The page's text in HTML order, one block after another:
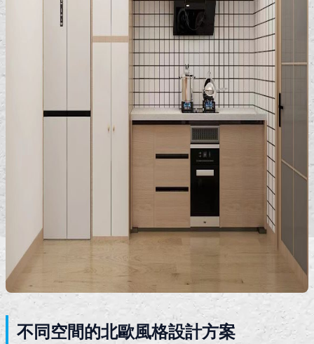
不同空間的北歐風格設計方案